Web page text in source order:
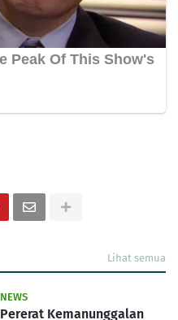
Lihat semua
NEWS
Pererat Kemanunggalan